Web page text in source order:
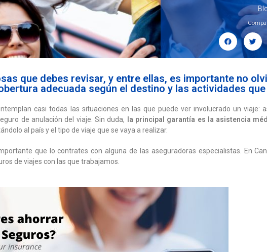
que debes revisar, y entre ellas, es importante no
adecuada según el destino y las actividades
casi todas las situaciones en las que puede ver involucrado un viaje:
de anulación del viaje. Sin duda,
la principal garantía es la asistencia
al país y el tipo de viaje que se vaya a realizar.
que lo contrates con alguna de las aseguradoras especialistas. En
de viajes con las que trabajamos.